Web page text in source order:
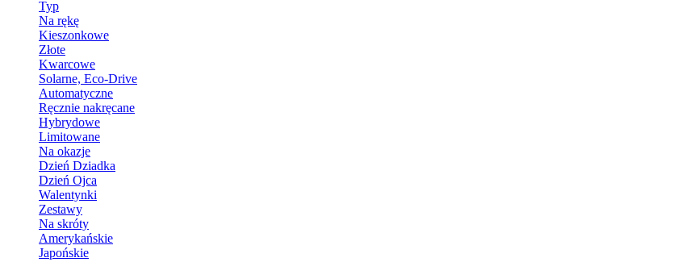
Typ
Na rękę
Kieszonkowe
Złote
Kwarcowe
Solarne, Eco-Drive
Automatyczne
Ręcznie nakręcane
Hybrydowe
Limitowane
Na okazje
Dzień Dziadka
Dzień Ojca
Walentynki
Zestawy
Na skróty
Amerykańskie
Japońskie